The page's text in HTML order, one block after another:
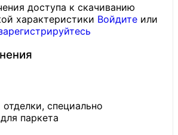
доступа к скачиванию
характеристики Войдите или
специально
паркета